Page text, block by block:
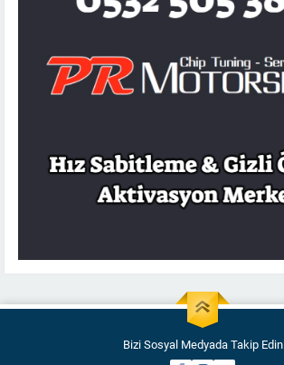
Bizi Sosyal Medyada Takip Edin